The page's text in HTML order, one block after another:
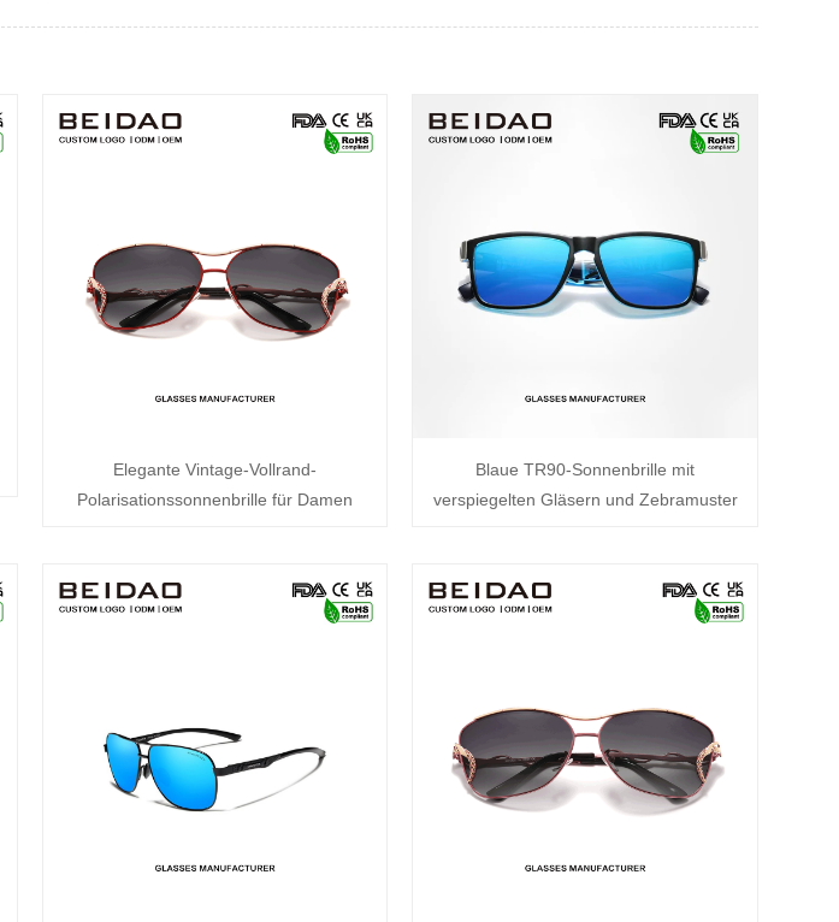
Elegante Vintage-Vollrand-
Polarisationssonnenbrille für Damen
Blaue TR90-Sonnenbrille mit
verspiegelten Gläsern und Zebramuster